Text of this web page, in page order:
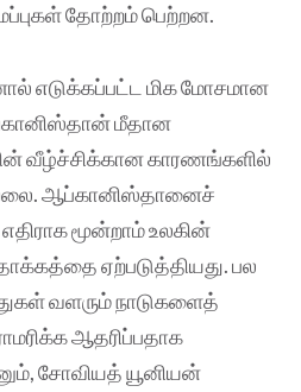
தோற்றம் பெற்றன.
எடுக்கப்பட்ட மிக மோசமான
மீதான
வீழ்ச்சிக்கான காரணங்களில்
ஆப்கானிஸ்தானைச்
மூன்றாம் உலகின்
ஏற்படுத்தியது. பல
வளரும் நாடுகளைத்
ஆதரிப்பதாக
சோவியத் யூனியன்